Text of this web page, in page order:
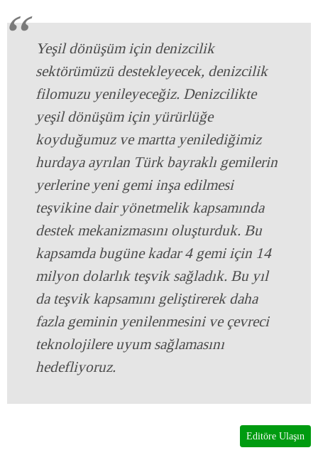
Yeşil dönüşüm için denizcilik
sektörümüzü destekleyecek, denizcilik
filomuzu yenileyeceğiz. Denizcilikte
yeşil dönüşüm için yürürlüğe
koyduğumuz ve martta yenilediğimiz
hurdaya ayrılan Türk bayraklı gemilerin
yerlerine yeni gemi inşa edilmesi
teşvikine dair yönetmelik kapsamında
destek mekanizmasını oluşturduk. Bu
kapsamda bugüne kadar 4 gemi için 14
milyon dolarlık teşvik sağladık. Bu yıl
da teşvik kapsamını geliştirerek daha
fazla geminin yenilenmesini ve çevreci
teknolojilere uyum sağlamasını
hedefliyoruz.
Editöre Ulaşın